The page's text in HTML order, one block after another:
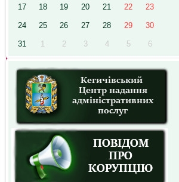
17 18 19 20 21 22 23
24 25 26 27 28 29 30
31 1 2 3 4 5 6